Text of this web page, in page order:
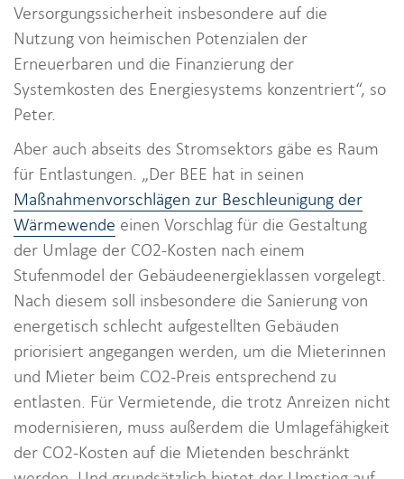
Versorgungssicherheit insbesondere auf die
Nutzung von heimischen Potenzialen der
Erneuerbaren und die Finanzierung der
Systemkosten des Energiesystems konzentriert“, so
Peter.
Aber auch abseits des Stromsektors gäbe es Raum
für Entlastungen. „Der BEE hat in seinen
Maßnahmenvorschlägen zur Beschleunigung der
Wärmewende einen Vorschlag für die Gestaltung
der Umlage der CO2-Kosten nach einem
Stufenmodel der Gebäudeenergieklassen vorgelegt.
Nach diesem soll insbesondere die Sanierung von
energetisch schlecht aufgestellten Gebäuden
priorisiert angegangen werden, um die Mieterinnen
und Mieter beim CO2-Preis entsprechend zu
entlasten. Für Vermietende, die trotz Anreizen nicht
modernisieren, muss außerdem die Umlagefähigkeit
der CO2-Kosten auf die Mietenden beschränkt